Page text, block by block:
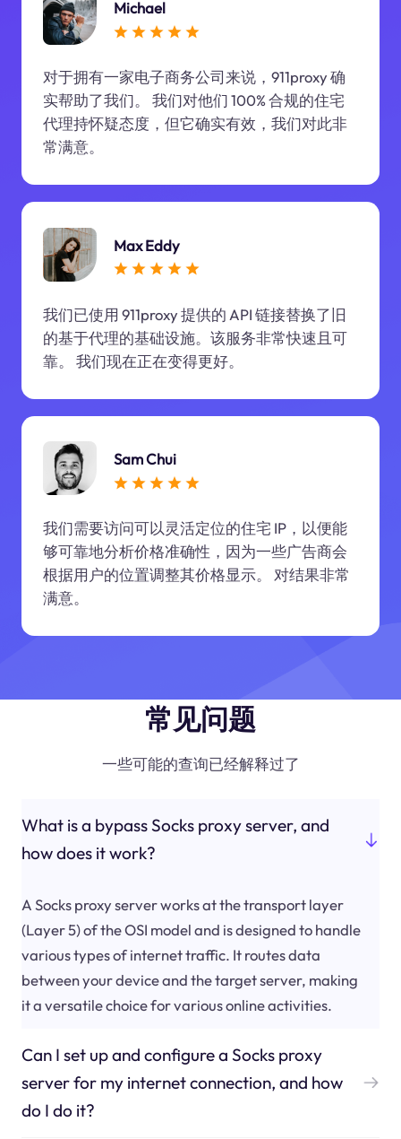
Michael
对于拥有一家电子商务公司来说，911proxy 确
实帮助了我们。 我们对他们 100% 合规的住宅
代理持怀疑态度，但它确实有效，我们对此非
常满意。
Max Eddy
我们已使用 911proxy 提供的 API 链接替换了旧
的基于代理的基础设施。该服务非常快速且可
靠。 我们现在正在变得更好。
Sam Chui
我们需要访问可以灵活定位的住宅 IP，以便能
够可靠地分析价格准确性，因为一些广告商会
根据用户的位置调整其价格显示。 对结果非常
满意。
常见问题
一些可能的查询已经解释过了
What is a bypass Socks proxy server, and
how does it work?
A Socks proxy server works at the transport layer
(Layer 5) of the OSI model and is designed to handle
various types of internet traffic. It routes data
between your device and the target server, making
it a versatile choice for various online activities.
Can I set up and configure a Socks proxy
server for my internet connection, and how
do I do it?